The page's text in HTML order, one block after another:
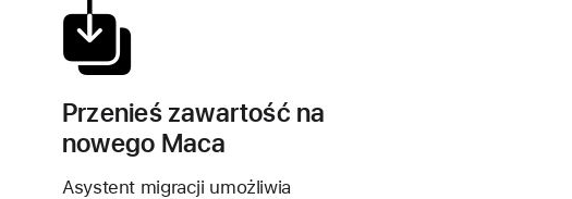
Przenieś zawartość na
nowego Maca
Asystent migracji umożliwia